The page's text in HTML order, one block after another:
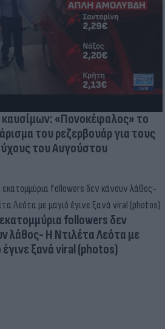
καυσίμων: «Πονοκέφαλος» το
του ρεζερβουάρ για τους
του Αυγούστου
followers δεν
λάθος- Η Ντιλέτα Λεότα με
έγινε ξανά viral (photos)